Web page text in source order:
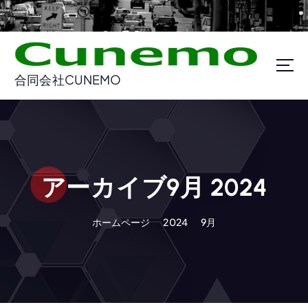
コ
ン
ス
キ
合同会社CUNEMO
アーカイブ9月 2024
ホームページ 2024 9月